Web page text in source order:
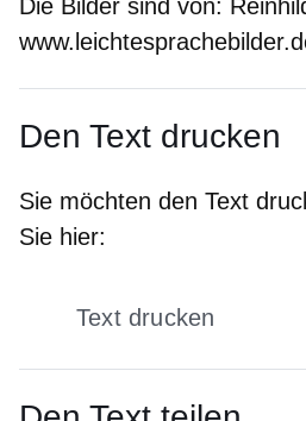
Die Bilder sind von:
Den Text drucken
Sie möchten den Text
Sie hier:
Text drucken